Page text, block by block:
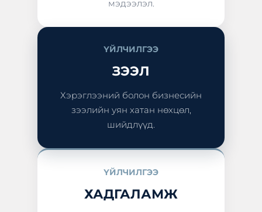
мэдээлэл.
ҮЙЛЧИЛГЭЭ
ЗЭЭЛ
Хэрэглээний болон бизнесийн
зээлийн уян хатан нөхцөл,
шийдлүүд.
ҮЙЛЧИЛГЭЭ
ХАДГАЛАМЖ